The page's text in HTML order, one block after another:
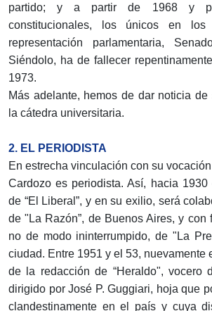
partido; y a partir de 1968 y
constitucionales, los únicos en
representación parlamentaria,
Siéndolo, ha de fallecer
1973.
Más adelante, hemos de dar noticia
la cátedra universitaria.
2. EL PERIODISTA
En estrecha vinculación con su
Cardozo es periodista. Así, hacia
de “El Liberal”, y en su exilio, será
de "La Razón”, de Buenos Aires, y con
no de modo ininterrumpido, de "La
ciudad. Entre 1951 y el 53, nuevamente
de la redacción de “Heraldo", vocero
dirigido por José P. Guggiari, hoja que
clandestinamente en el país y cuya